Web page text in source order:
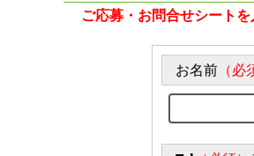
ご応募・お問合せシートを
お名前 （必